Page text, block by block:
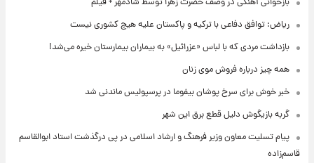
ریاض: توافق دفاعی با ترکیه و پاکستان علیه هیچ کشوری نیست
بازداشت مردی که با لباس «عزرائیل» به بیماران بیمارستان خیره می‌شد!
همه چیز درباره فروش موی زنان
خبر خوش برای سرخ پوشان بیفوما در پرسپولیس ماندنی شد
گربه بازیگوش دلیل قطع برق این شهر
پیام تسلیت معاون وزیر فرهنگ و ارشاد اسلامی در پی درگذشت استاد ابوالقاسم
قاسم‌زاده